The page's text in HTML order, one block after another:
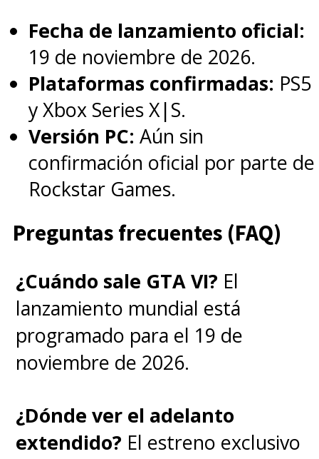
término que
utilizaré...También es una
tarea infernal. Quiero decir, las
escenografías y los elementos
de los guiones que hemos visto
son mayores que cualquier cosa
que hayamos hecho en el
pasado", explicó en el
En la presentación de Netflix
de este jueves, los Duffer
reiteraron que este universo
principal preparando su quinta y
última temporada, Stranger
Fecha de lanzamiento oficial:
19 de noviembre de 2026.
Plataformas confirmadas: PS5
y Xbox Series X|S.
Versión PC: Aún sin
confirmación oficial por parte de
Rockstar Games.
Preguntas frecuentes (FAQ)
¿Cuándo sale GTA VI? El
lanzamiento mundial está
programado para el 19 de
noviembre de 2026.
¿Dónde ver el adelanto
extendido? El estreno exclusivo